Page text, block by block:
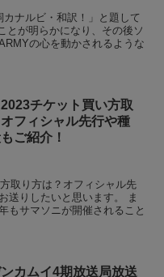
ナルビ・和訳！」と題して
とが明らかになり、その後ソ
の心を動かされるような
チケット買い方取
フィシャル先行や種
ご紹介！
取り方は？オフィシャル先
送りしたいと思います。 ま
もサマソニが開催されること
カムイ4期放送局放送